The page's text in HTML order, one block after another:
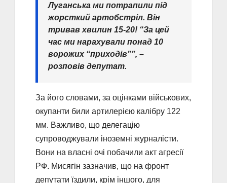
Луганська ми потрапили під
жорсткий артобстріл. Він
тривав хвилин 15-20! “За цей
час ми нарахували понад 10
ворожих “приходів””, –
розповів депутат.
За його словами, за оцінками військових,
окупанти били артилерією калібру 122
мм. Важливо, що делегацію
супроводжували іноземні журналісти.
Вони на власні очі побачили акт агресії
РФ. Мисягін зазначив, що на фронт
депутати їздили, крім іншого, для